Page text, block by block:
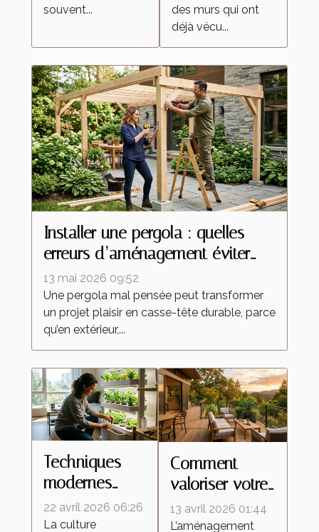
souvent...
des murs qui ont
déjà vécu...
Installer une pergola : quelles
erreurs d’aménagement éviter
absolument ?
13 mai 2026 09:52
Une pergola mal pensée peut transformer
un projet plaisir en casse-tête durable, parce
qu’en extérieur,...
Techniques
modernes
pour une
culture
22 avril 2026 06:26
La culture
Comment
valoriser votre
patrimoine
avec des
13 avril 2026 01:44
L’aménagement